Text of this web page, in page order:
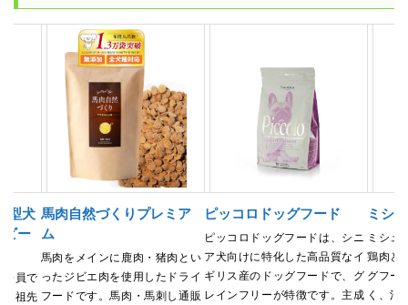
型犬
ビー
一員で
、祖先
馬肉自然づくりプレミア
ム
馬肉をメインに鹿肉・猪肉とい
ったジビエ肉を使用したドライ
フードです。馬肉・馬刺し通販
ピッコロドッグフード
ピッコロドッグフードは、シニ
ア犬向けに特化した高品質なイ
ギリス産のドッグフードで、グ
レインフリーが特徴です。主成
ミシ
ミシュ
鶏肉と
グフー
く、消